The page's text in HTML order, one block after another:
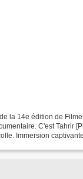
la 14e édition de
C'est Tahrir
Immersion